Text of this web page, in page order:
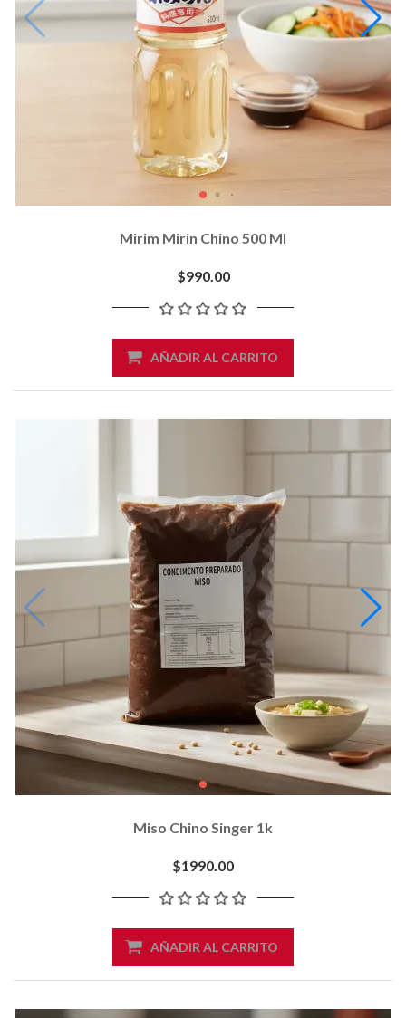
Mirim Mirin Chino 500 Ml
$990.00
AÑADIR AL CARRITO
Miso Chino Singer 1k
$1990.00
AÑADIR AL CARRITO